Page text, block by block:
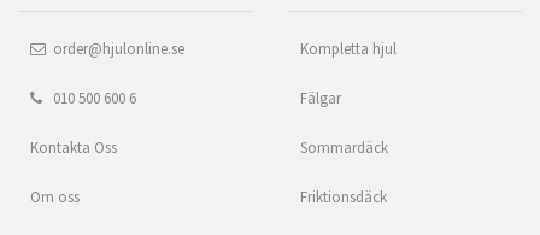
order@hjulonline.se
010 500 600 6
Kontakta Oss
Om oss
Kompletta hjul
Fälgar
Sommardäck
Friktionsdäck